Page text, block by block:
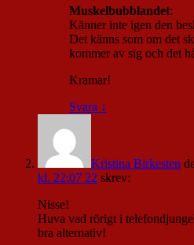
Muskelbubblandet:
Känner inte igen den
Det känns som om det
kommer av sig och det
Kramar!
Svara ↓
Kristina Birkesten
kl. 22:07 22 skrev:
Nisse!
Huva vad rörigt i
bra alternativ!